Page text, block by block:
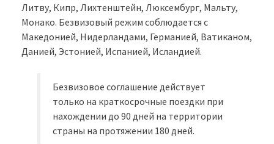
Литву, Кипр, Лихтенштейн, Люксембург, Мальту,
Монако. Безвизовый режим соблюдается с
Македонией, Нидерландами, Германией, Ватиканом,
Данией, Эстонией, Испанией, Исландией.
Безвизовое соглашение действует
только на краткосрочные поездки при
нахождении до 90 дней на территории
страны на протяжении 180 дней.